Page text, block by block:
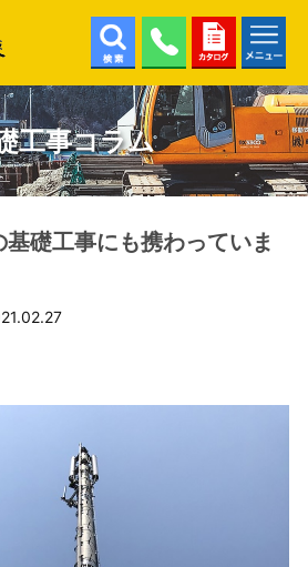
343-
6111
ログ
ュー
工事コラム
礎工事にも携わっていま